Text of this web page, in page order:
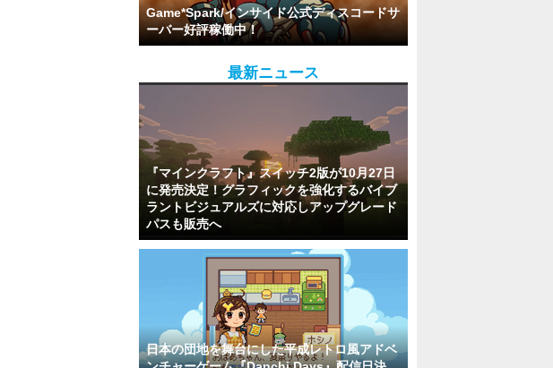
Game*Spark/インサイド公式ディスコードサ
ーバー好評稼働中！
最新ニュース
『マインクラフト』スイッチ2版が10月27日
に発売決定！グラフィックを強化するバイブ
ラントビジュアルズに対応しアップグレード
パスも販売へ
日本の団地を舞台にした平成レトロ風アドベ